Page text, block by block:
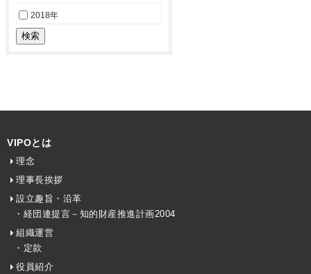
2018年
VIPOとは
理念
理事長挨拶
設立趣旨・沿革
・経団連提言－知的財産推進計画2004
組織運営
・定款
役員紹介